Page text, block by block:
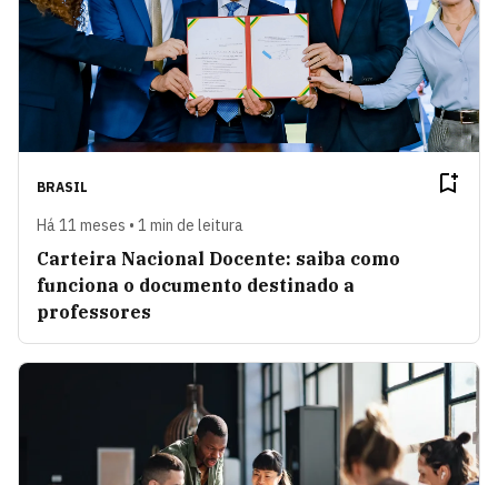
BRASIL
Há 11 meses • 1 min de leitura
Carteira Nacional Docente: saiba como
funciona o documento destinado a
professores